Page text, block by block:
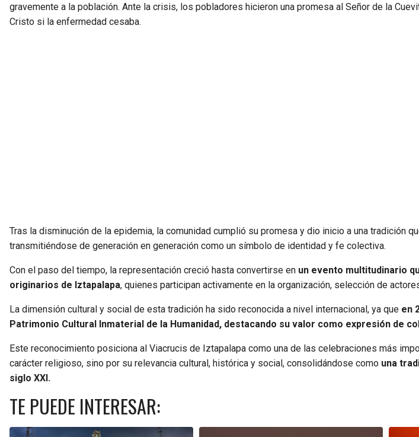
gravemente a la población. Ante la crisis, los pobladores hicieron una promesa al Señor de la
Cristo si la enfermedad cesaba.
Tras la disminución de la epidemia, la comunidad cumplió su promesa y dio inicio a una tradición
transmitiéndose de generación en generación como un símbolo de identidad y fe colectiva.
Con el paso del tiempo, la representación creció hasta convertirse en un evento multitudinario
originarios de Iztapalapa, quienes participan activamente en la organización, selección de
La dimensión cultural y social de esta tradición ha sido reconocida a nivel internacional, ya que en
Patrimonio Cultural Inmaterial de la Humanidad, destacando su valor como expresión de
Este reconocimiento posiciona al Viacrucis de Iztapalapa como una de las celebraciones más
carácter religioso, sino por su relevancia cultural, histórica y social, consolidándose como una
siglo XXI.
TE PUEDE INTERESAR: